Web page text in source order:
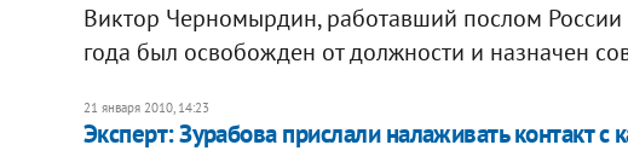
Виктор Черномырдин, работавший послом
года был освобожден от должности и назначен
21 января 2010, 14:23
Эксперт: Зурабова прислали налаживать контакт с